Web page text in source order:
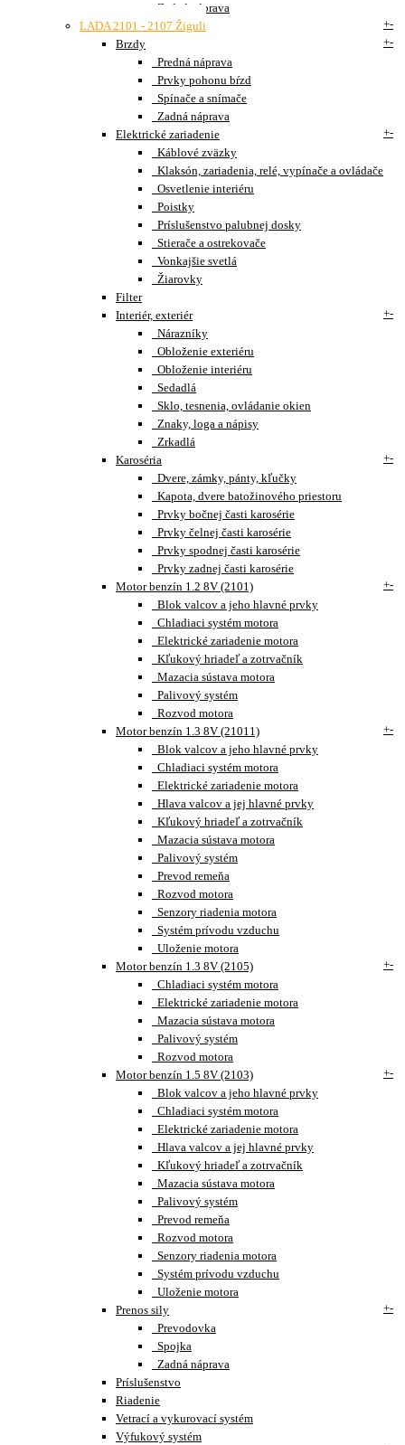
Zadná náprava
LADA 2101 - 2107 Žiguli
+-
Brzdy
+-
Predná náprava
Prvky pohonu bŕzd
Spínače a snímače
Zadná náprava
Elektrické zariadenie
+-
Káblové zväzky
Klaksón, zariadenia, relé, vypínače a ovládače
Osvetlenie interiéru
Poistky
Príslušenstvo palubnej dosky
Stierače a ostrekovače
Vonkajšie svetlá
Žiarovky
Filter
Interiér, exteriér
+-
Nárazníky
Obloženie exteriéru
Obloženie interiéru
Sedadlá
Sklo, tesnenia, ovládanie okien
Znaky, loga a nápisy
Zrkadlá
Karoséria
+-
Dvere, zámky, pánty, kľučky
Kapota, dvere batožinového priestoru
Prvky bočnej časti karosérie
Prvky čelnej časti karosérie
Prvky spodnej časti karosérie
Prvky zadnej časti karosérie
Motor benzín 1.2 8V (2101)
+-
Blok valcov a jeho hlavné prvky
Chladiaci systém motora
Elektrické zariadenie motora
Kľukový hriadeľ a zotrvačník
Mazacia sústava motora
Palivový systém
Rozvod motora
Motor benzín 1.3 8V (21011)
+-
Blok valcov a jeho hlavné prvky
Chladiaci systém motora
Elektrické zariadenie motora
Hlava valcov a jej hlavné prvky
Kľukový hriadeľ a zotrvačník
Mazacia sústava motora
Palivový systém
Prevod remeňa
Rozvod motora
Senzory riadenia motora
Systém prívodu vzduchu
Uloženie motora
Motor benzín 1.3 8V (2105)
+-
Chladiaci systém motora
Elektrické zariadenie motora
Mazacia sústava motora
Palivový systém
Rozvod motora
Motor benzín 1.5 8V (2103)
+-
Blok valcov a jeho hlavné prvky
Chladiaci systém motora
Elektrické zariadenie motora
Hlava valcov a jej hlavné prvky
Kľukový hriadeľ a zotrvačník
Mazacia sústava motora
Palivový systém
Prevod remeňa
Rozvod motora
Senzory riadenia motora
Systém prívodu vzduchu
Uloženie motora
Prenos sily
+-
Prevodovka
Spojka
Zadná náprava
Príslušenstvo
Riadenie
Vetrací a vykurovací systém
Výfukový systém